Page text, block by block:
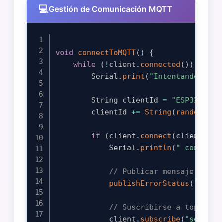
Gestión de Comunicación MQTT
void connectToMQTT( )
{
while
( ! client . connected ( ) )
        Serial
. print ( "Intentando
        String clientId
=
        clientId
+= String ( random
if (client . connect (clientId
            Serial
. println ( "
// Publicar mensaje de
publishErrorStatus (
// Suscribirse a topics
            client
. subscribe(